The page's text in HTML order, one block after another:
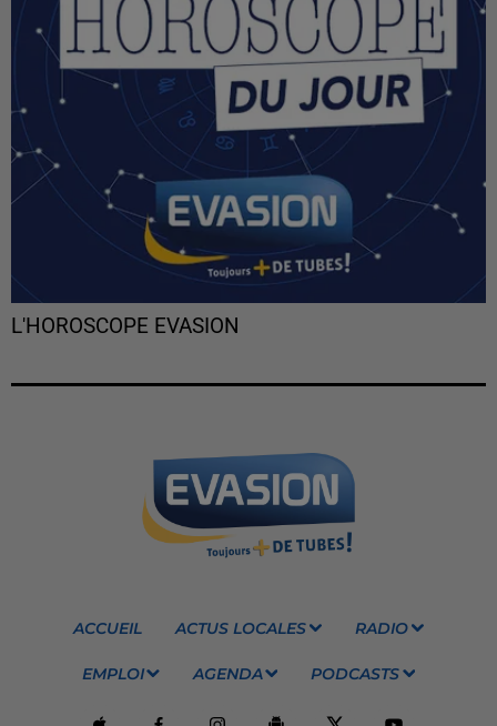
L'HOROSCOPE EVASION
ACCUEIL ACTUS LOCALES RADIO
EMPLOI AGENDA PODCASTS